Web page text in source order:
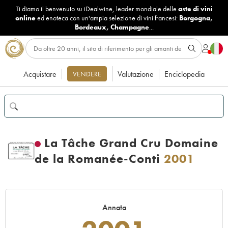
Ti diamo il benvenuto su iDealwine, leader mondiale delle aste di vini
onlineed enoteca con un'ampia selezione di vini francesi: Borgogna,
Bordeaux, Champagne...
Acquistare VENDERE Valutazione Enciclopedia
La Tâche Grand Cru Domaine
de la Romanée-Conti 2001
Annata